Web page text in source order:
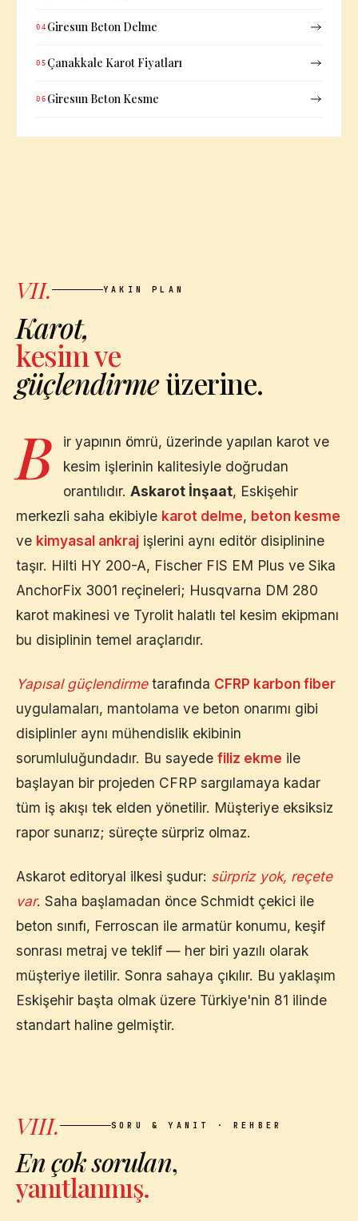
04 Giresun Beton Delme
05 Çanakkale Karot Fiyatları
06 Giresun Beton Kesme
VII. YAKIN PLAN
Karot,
kesim ve
güçlendirmeüzerine.
B
ir yapının ömrü, üzerinde yapılan karot ve
kesim işlerinin kalitesiyle doğrudan
orantılıdır. Askarot İnşaat, Eskişehir
merkezli saha ekibiyle karot delme, beton kesme
ve kimyasal ankraj işlerini aynı editör disiplinine
taşır. Hilti HY 200-A, Fischer FIS EM Plus ve Sika
AnchorFix 3001 reçineleri; Husqvarna DM 280
karot makinesi ve Tyrolit halatlı tel kesim ekipmanı
bu disiplinin temel araçlarıdır.
Yapısal güçlendirmetarafında CFRP karbon fiber
uygulamaları, mantolama ve beton onarımı gibi
disiplinler aynı mühendislik ekibinin
sorumluluğundadır. Bu sayede filiz ekme ile
başlayan bir projeden CFRP sargılamaya kadar
tüm iş akışı tek elden yönetilir. Müşteriye eksiksiz
rapor sunarız; süreçte sürpriz olmaz.
Askarot editoryal ilkesi şudur: sürpriz yok, reçete
var. Saha başlamadan önce Schmidt çekici ile
beton sınıfı, Ferroscan ile armatür konumu, keşif
sonrası metraj ve teklif — her biri yazılı olarak
müşteriye iletilir. Sonra sahaya çıkılır. Bu yaklaşım
Eskişehir başta olmak üzere Türkiye'nin 81 ilinde
standart haline gelmiştir.
VIII. SORU & YANIT · REHBER
En çok sorulan,
yanıtlanmış.